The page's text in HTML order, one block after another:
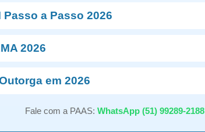
a Passo 2026
2026
em 2026
Fale com a PAAS: WhatsApp (51) 99289-2188